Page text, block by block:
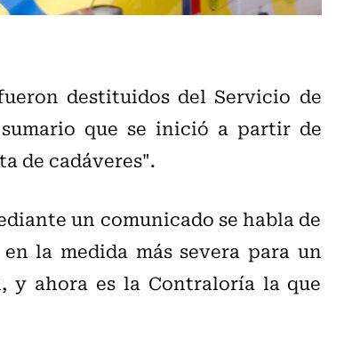
destituidos del Servicio de
que se inició a partir de
de cadáveres".
un comunicado se habla de
la medida más severa para un
ahora es la Contraloría la que